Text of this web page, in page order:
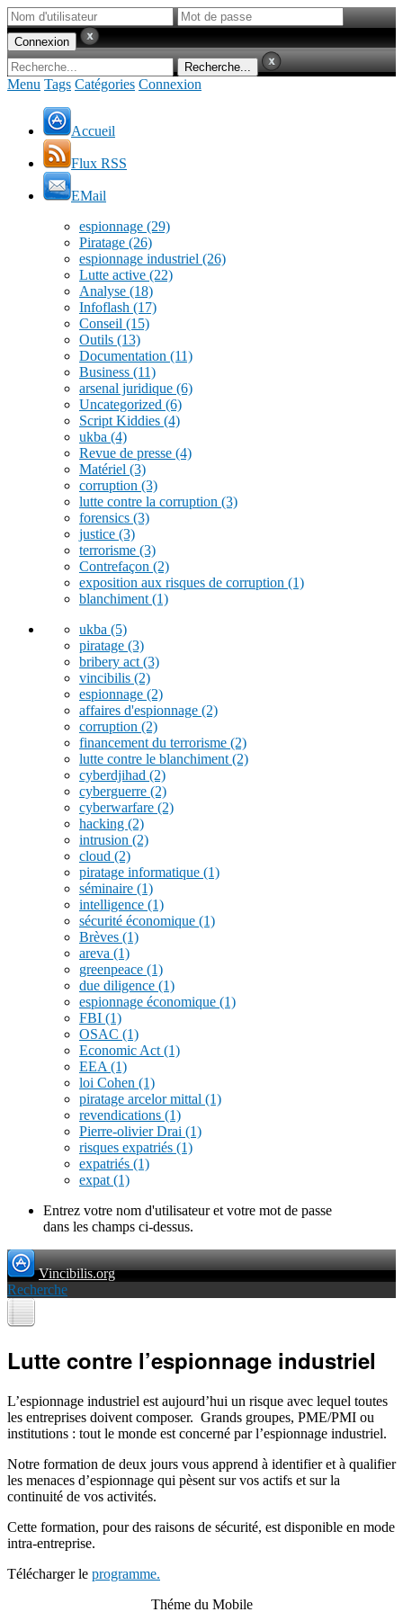
Menu Tags Catégories Connexion
Accueil
Flux RSS
EMail
espionnage (29)
Piratage (26)
espionnage industriel (26)
Lutte active (22)
Analyse (18)
Infoflash (17)
Conseil (15)
Outils (13)
Documentation (11)
Business (11)
arsenal juridique (6)
Uncategorized (6)
Script Kiddies (4)
ukba (4)
Revue de presse (4)
Matériel (3)
corruption (3)
lutte contre la corruption (3)
forensics (3)
justice (3)
terrorisme (3)
Contrefaçon (2)
exposition aux risques de corruption (1)
blanchiment (1)
ukba (5)
piratage (3)
bribery act (3)
vincibilis (2)
espionnage (2)
affaires d'espionnage (2)
corruption (2)
financement du terrorisme (2)
lutte contre le blanchiment (2)
cyberdjihad (2)
cyberguerre (2)
cyberwarfare (2)
hacking (2)
intrusion (2)
cloud (2)
piratage informatique (1)
séminaire (1)
intelligence (1)
sécurité économique (1)
Brèves (1)
areva (1)
greenpeace (1)
due diligence (1)
espionnage économique (1)
FBI (1)
OSAC (1)
Economic Act (1)
EEA (1)
loi Cohen (1)
piratage arcelor mittal (1)
revendications (1)
Pierre-olivier Drai (1)
risques expatriés (1)
expatriés (1)
expat (1)
Entrez votre nom d'utilisateur et votre mot de passe
dans les champs ci-dessus.
Vincibilis.org
Recherche
Lutte contre l’espionnage industriel
L’espionnage industriel est aujourd’hui un risque avec lequel toutes
les entreprises doivent composer. Grands groupes, PME/PMI ou
institutions : tout le monde est concerné par l’espionnage industriel.
Notre formation de deux jours vous apprend à identifier et à qualifier
les menaces d’espionnage qui pèsent sur vos actifs et sur la
continuité de vos activités.
Cette formation, pour des raisons de sécurité, est disponible en mode
intra-entreprise.
Télécharger le programme.
Théme du Mobile